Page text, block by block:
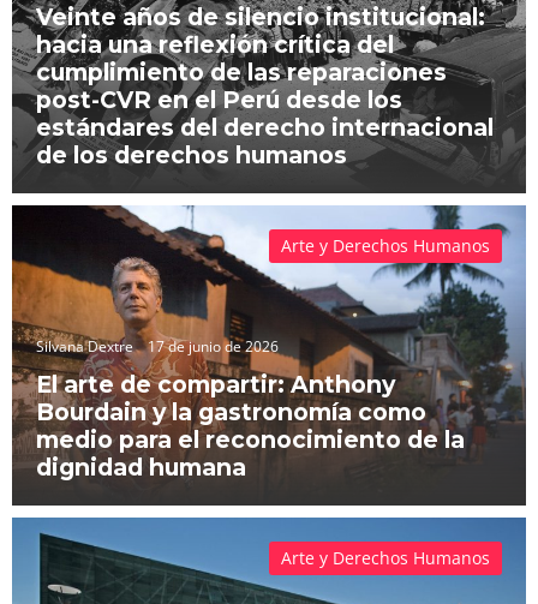
Veinte años de silencio institucional:
hacia una reflexión crítica del
cumplimiento de las reparaciones
post-CVR en el Perú desde los
estándares del derecho internacional
de los derechos humanos
Silvana Dextre 17 de junio de 2026
El arte de compartir: Anthony
Bourdain y la gastronomía como
medio para el reconocimiento de la
dignidad humana
Arte y Derechos Humanos
Arte y Derechos Humanos